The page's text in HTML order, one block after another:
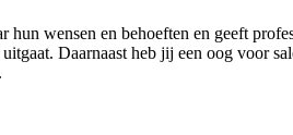
wensen en behoeften en geeft
Daarnaast heb jij een oog voor